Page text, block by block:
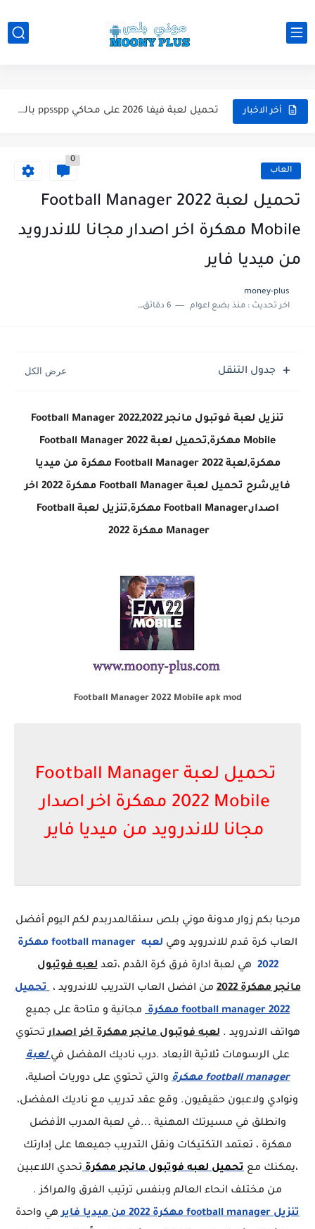
أخر الاخبار تحميل لعبة فيفا 2026 على محاكي ppsspp بالتعليق العربي للاندرويد...
تحميل لعبة بيس 12 مود بيس 2025 للاندرويد آخر الانتقالات... العاب
0
تحميل لعبة Football Manager 2022
Mobile مهكرة اخر اصدار مجانا للاندرويد
من ميديا فاير
money-plus
اخر تحديث :منذ بضع اعوام 6 دقائق للقراءة
جدول التنقل
تنزيل لعبة فوتبول مانجر 2022,Football Manager 2022
Mobile مهكرة,تحميل لعبة Football Manager 2022
مهكرة,لعبة Football Manager 2022 مهكرة من ميديا
فاير,شرح تحميل لعبة Football Manager مهكرة 2022 اخر
اصدار,Football Manager مهكرة,تنزيل لعبة Football
Manager مهكرة 2022
Football Manager 2022 Mobile apk mod
تحميل لعبة Football Manager
2022 Mobile مهكرة اخر اصدار
مجانا للاندرويد من ميديا فاير
مرحبا بكم زوار مدونة موني بلص سنقالمدربدم لكم اليوم أفضل
العاب كرة قدم للاندرويد وهي
لعبه football manager مهكرة
2022 هي لعبة ادارة فرق كرة القدم ،تعدلعبه فوتبول
مانجر مهكرة 2022
من افضل العاب التدريب للاندرويد ، تحميل
football manager 2022 مهكرة
مجانية و متاحة على جميع
هواتف الاندرويد .لعبه فوتبول مانجر مهكرة اخر اصدارتحتوي
على الرسومات ثلاثية الأبعاد .درب ناديك المفضل في لعبة
football manager مهكرة
والتي تحتوي على دوريات أصلية،
ونوادي ولاعبون حقيقيون. وقع عقد تدريب مع ناديك المفضل،
وانطلق في مسيرتك المهنية ...في لعبة المدرب الأفضل
مهكرة ، تعتمد التكتيكات ونقل التدريب جميعها على إدارتك
،يمكنك مع تحميل لعبه فوتبول مانجر مهكرة تحدي اللاعبين
من مختلف انحاء العالم وبنفس ترتيب الفرق والمراكز .
تنزيل football manager
مهكرة 2022 من ميديا فاير
هي واحدة